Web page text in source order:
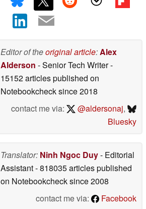
Editor of theoriginal article:Alex
Alderson - Senior Tech Writer-
15152 articles published on
Notebookchecksince 2018
contact me via:
@aldersonaj,
Bluesky
Translator: Ninh Ngoc Duy- Editorial
Assistant- 818035 articles published
on Notebookchecksince 2008
contact me via:
Facebook